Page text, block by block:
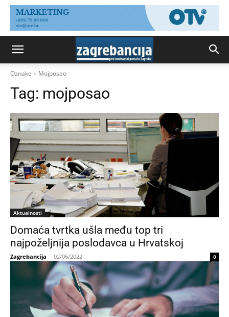
Oznake Mojposao
Tag: mojposao
Aktualnosti
Domaća tvrtka ušla među top tri
najpoželjnija poslodavca u Hrvatskoj
Zagrebancija - 02/06/2022 0